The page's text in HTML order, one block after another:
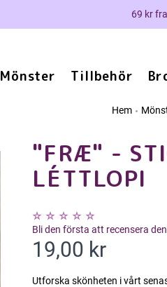
69 kr
Mönster Tillbehör
Hem
"FRÆ" -
LÉTTLOPI
Bli den första att recensera
19,00 kr
Utforska skönheten i vårt